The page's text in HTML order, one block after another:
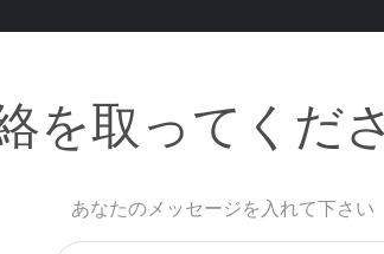
を取ってくだ
あなたのメッセージを入れて下さい